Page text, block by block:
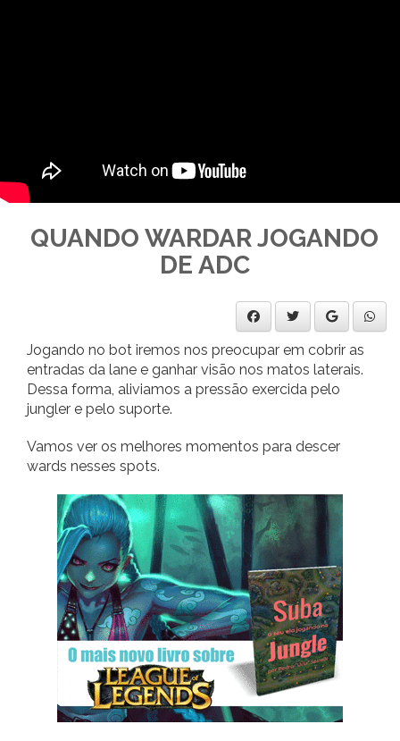
QUANDO WARDAR JOGANDO
DE ADC
Jogando no bot iremos nos preocupar em cobrir as
entradas da lane e ganhar visão nos matos laterais.
Dessa forma, aliviamos a pressão exercida pelo
jungler e pelo suporte.
Vamos ver os melhores momentos para descer
wards nesses spots.